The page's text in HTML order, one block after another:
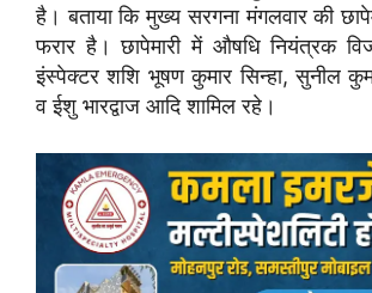
है। बताया कि मुख्य सरगना मंगलवार की
फरार है। छापेमारी में औषधि नियंत्रक
इंस्पेक्टर शशि भूषण कुमार सिन्हा, सुनील
व ईशु भारद्वाज आदि शामिल रहे।